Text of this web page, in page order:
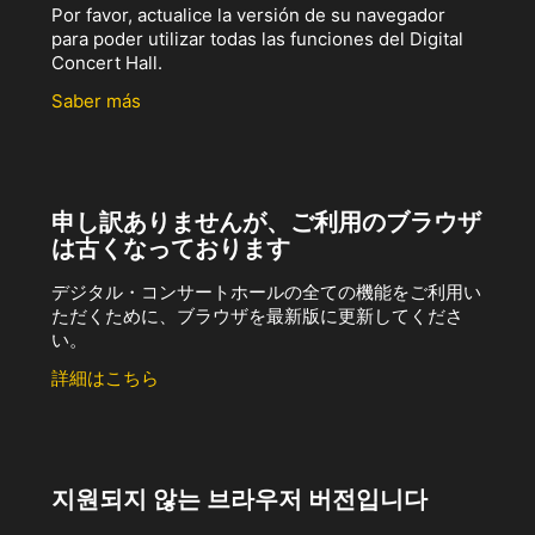
Por favor, actualice la versión de su navegador
para poder utilizar todas las funciones del Digital
Concert Hall.
Saber más
申し訳ありませんが、ご利用のブラウザ
は古くなっております
デジタル・コンサートホールの全ての機能をご利用い
ただくために、ブラウザを最新版に更新してくださ
い。
詳細はこちら
지원되지 않는 브라우저 버전입니다